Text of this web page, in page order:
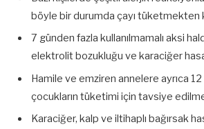
böyle bir durumda çayı tüketmekten
7 günden fazla kullanılmamalı aksi
elektrolit bozukluğu ve karaciğer
Hamile ve emziren annelere ayrıca 12
çocukların tüketimi için tavsiye
Karaciğer, kalp ve iltihaplı bağırsak